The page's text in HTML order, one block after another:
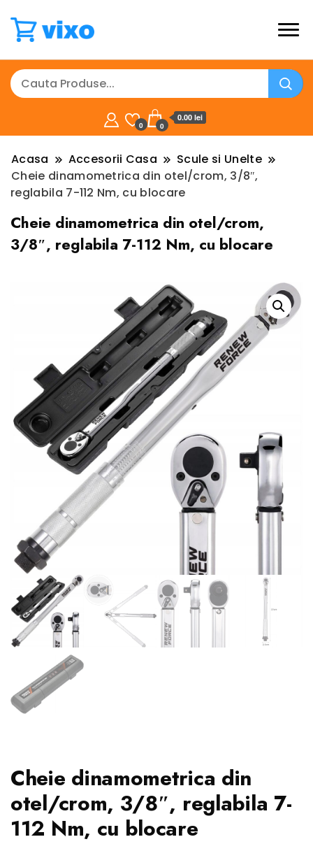
0 0
0.00 lei
Acasa Accesorii Casa
Scule si Unelte
Cheie dinamometrica din otel/crom, 3/8″,
reglabila 7-112 Nm, cu blocare
Cheie dinamometrica din otel/crom,
3/8″, reglabila 7-112 Nm, cu blocare
Cheie dinamometrica din
otel/crom, 3/8″, reglabila 7-
112 Nm, cu blocare